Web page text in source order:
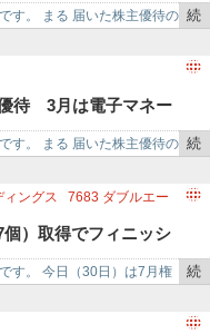
で
す。 まる 届いた株主優待の 続
を
で
待 3月は電子マネー
す。 まる 届いた株主優待の 続
を
で
ィングス 7683 ダブルエー
個）取得でフィニッシ
す。 今日（30日）は7月権
た…
続
を